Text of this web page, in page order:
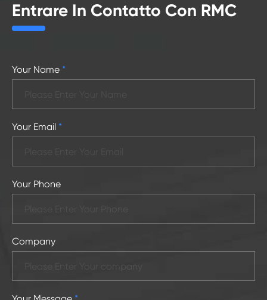
Entrare In Contatto Con RMC
Your Name *
Your Email *
Your Phone
Company